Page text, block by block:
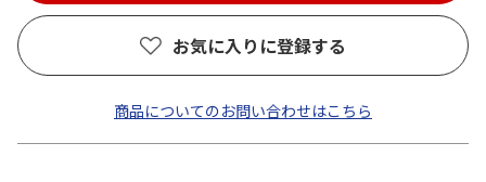
お気に入りに登録する
商品についてのお問い合わせはこちら